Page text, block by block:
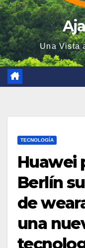
Una Vista
TECNOLOGÍA
Huawei
Berlín
de
una